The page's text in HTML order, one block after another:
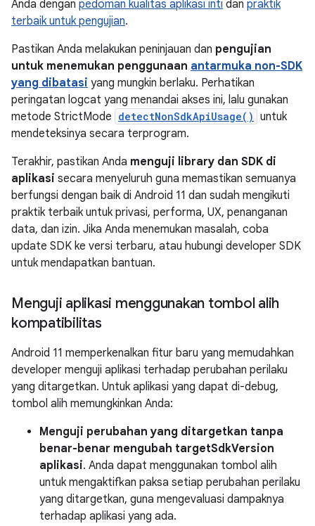
Anda dengan pedoman kualitas aplikasi inti dan praktik
terbaik untuk pengujian.
Pastikan Anda melakukan peninjauan dan pengujian
untuk menemukan penggunaan antarmuka non-SDK
yang dibatasi yang mungkin berlaku. Perhatikan
peringatan logcat yang menandai akses ini, lalu gunakan
metode StrictMode detectNonSdkApiUsage() untuk
mendeteksinya secara terprogram.
Terakhir, pastikan Anda menguji library dan SDK di
aplikasi secara menyeluruh guna memastikan semuanya
berfungsi dengan baik di Android 11 dan sudah mengikuti
praktik terbaik untuk privasi, performa, UX, penanganan
data, dan izin. Jika Anda menemukan masalah, coba
update SDK ke versi terbaru, atau hubungi developer SDK
untuk mendapatkan bantuan.
Menguji aplikasi menggunakan tombol alih
kompatibilitas
Android 11 memperkenalkan fitur baru yang memudahkan
developer menguji aplikasi terhadap perubahan perilaku
yang ditargetkan. Untuk aplikasi yang dapat di-debug,
tombol alih memungkinkan Anda:
Menguji perubahan yang ditargetkan tanpa
benar-benar mengubah targetSdkVersion
aplikasi. Anda dapat menggunakan tombol alih
untuk mengaktifkan paksa setiap perubahan perilaku
yang ditargetkan, guna mengevaluasi dampaknya
terhadap aplikasi yang ada.